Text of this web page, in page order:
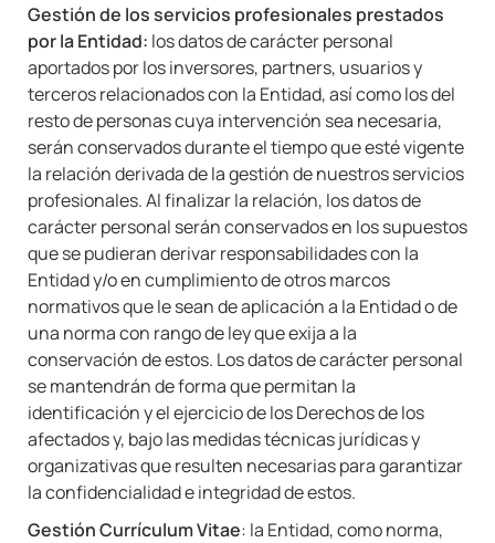
Gestión de los servicios profesionales prestados
por la Entidad: los datos de carácter personal
aportados por los inversores, partners, usuarios y
terceros relacionados con la Entidad, así como los del
resto de personas cuya intervención sea necesaria,
serán conservados durante el tiempo que esté vigente
la relación derivada de la gestión de nuestros servicios
profesionales. Al finalizar la relación, los datos de
carácter personal serán conservados en los supuestos
que se pudieran derivar responsabilidades con la
Entidad y/o en cumplimiento de otros marcos
normativos que le sean de aplicación a la Entidad o de
una norma con rango de ley que exija a la
conservación de estos. Los datos de carácter personal
se mantendrán de forma que permitan la
identificación y el ejercicio de los Derechos de los
afectados y, bajo las medidas técnicas jurídicas y
organizativas que resulten necesarias para garantizar
la confidencialidad e integridad de estos.
Gestión Currículum Vitae: la Entidad, como norma,